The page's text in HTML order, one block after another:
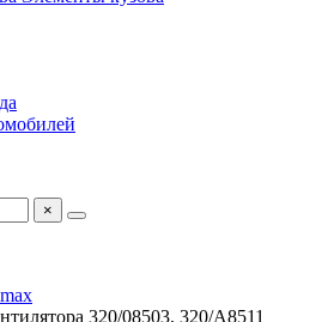
×
320/08503, 320/A8511